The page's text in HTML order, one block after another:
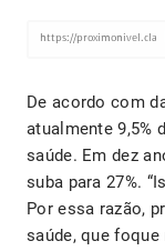
De acordo com
atualmente 9,5%
saúde. Em dez
suba para 27%.
Por essa razão,
saúde, que foque